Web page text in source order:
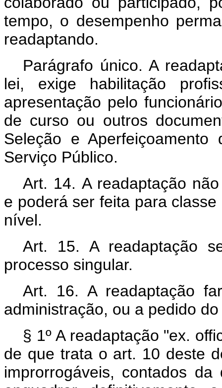
tempo, o desempenho
readaptando.
Parágrafo único. A
lei, exige habilitação
apresentação pelo
de curso ou outros
Seleção e Aperfeiçoamento
Serviço Público.
Art. 14. A readaptação
e poderá ser feita para
nível.
Art. 15. A readaptação
processo singular.
Art. 16. A readaptação
administração, ou a pedido
§ 1º A readaptação "ex.
de que trata o art. 10 deste
improrrogáveis, contados